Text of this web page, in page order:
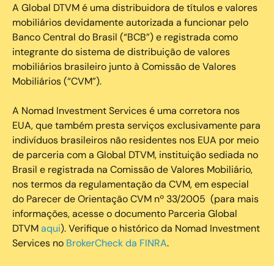
A Global DTVM é uma distribuidora de títulos e valores
mobiliários devidamente autorizada a funcionar pelo
Banco Central do Brasil (“BCB”) e registrada como
integrante do sistema de distribuição de valores
mobiliários brasileiro junto à Comissão de Valores
Mobiliários (“CVM”).
‍A Nomad Investment Services é uma corretora nos
EUA, que também presta serviços exclusivamente para
indivíduos brasileiros não residentes nos EUA por meio
de parceria com a Global DTVM, instituição sediada no
Brasil e registrada na Comissão de Valores Mobiliário,
nos termos da regulamentação da CVM, em especial
do Parecer de Orientação CVM nº 33/2005 (para mais
informações, acesse o documento Parceria Global
DTVMaqui). Verifique o histórico da Nomad Investment
Services no BrokerCheck da FINRA.